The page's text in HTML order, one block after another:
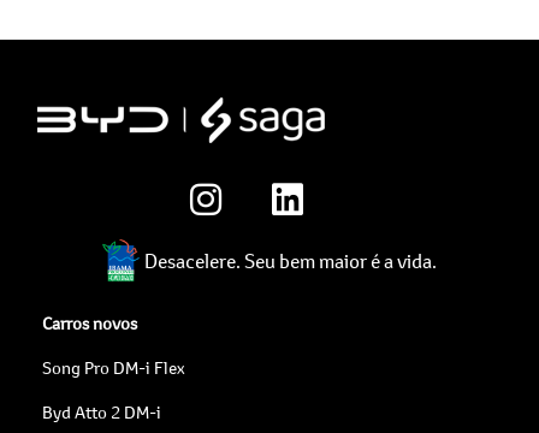
Desacelere. Seu bem maior é a vida.
Carros novos
Song Pro DM-i Flex
Byd Atto 2 DM-i